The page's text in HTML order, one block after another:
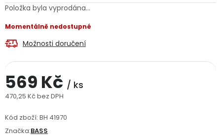
Velkoobchodní spolupráce (B2B)
Servis nářadí
Doprava a platba Váš zákaznický účet Kontakt
Reklamační formulář
Položka byla vyprodána…
Momentálně nedostupné
Možnosti doručení
569 Kč / ks
470,25 Kč bez DPH
Kód zboží: BH 41970
Značka:BASS